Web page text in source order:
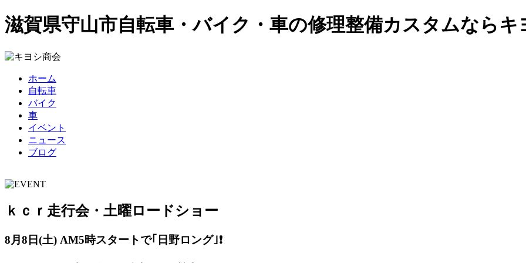
滋賀県守山市自転車・バイク・車の修理整備カスタムならキ
ホーム
自転車
バイク
車
イベント
ニュース
ブログ
ｋｃｒ走行会・土曜ロードショー
8月8日(土) AM5時スタートで｢日野ロング｣❗️